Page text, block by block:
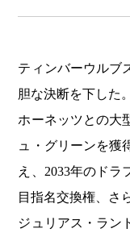
ティンバーウルブ
胆な決断を下した。
ホーネッツとの大
ュ・グリーンを獲
え、2033年のドラ
目指名交換権、さ
ジュリアス・ラン